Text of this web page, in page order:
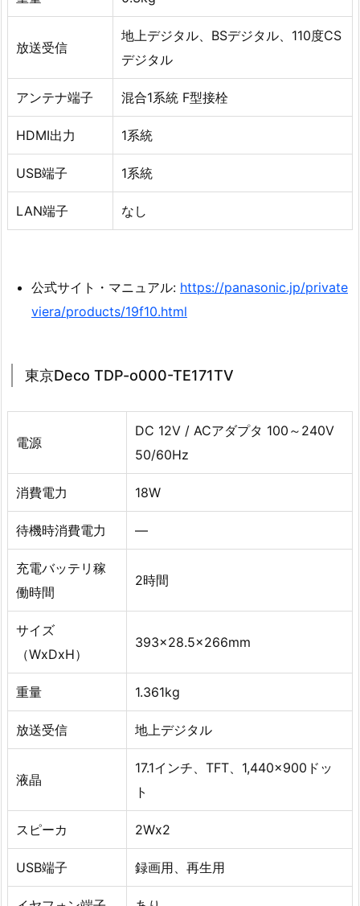
放送受信
地上デジタル、BSデジタル、110度CS
デジタル
アンテナ端子 混合1系統 F型接栓
HDMI出力 1系統
USB端子 1系統
LAN端子 なし
公式サイト・マニュアル: https://panasonic.jp/private
viera/products/19f10.html
東京Deco TDP-o000-TE171TV
電源
DC 12V / ACアダプタ 100～240V
50/60Hz
消費電力 18W
待機時消費電力 —
充電バッテリ稼
働時間
2時間
サイズ
（WxDxH）
393×28.5x266mm
重量 1.361kg
放送受信 地上デジタル
液晶
17.1インチ、TFT、1,440×900ドッ
ト
スピーカ 2Wx2
USB端子 録画用、再生用